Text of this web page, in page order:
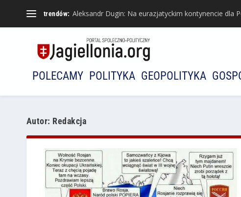
trendów: Aleksandr Dugin: Na eurazjatyckim kontynencie dla
POLECAMY POLITYKA GEOPOLITYKA
Autor: Redakcja